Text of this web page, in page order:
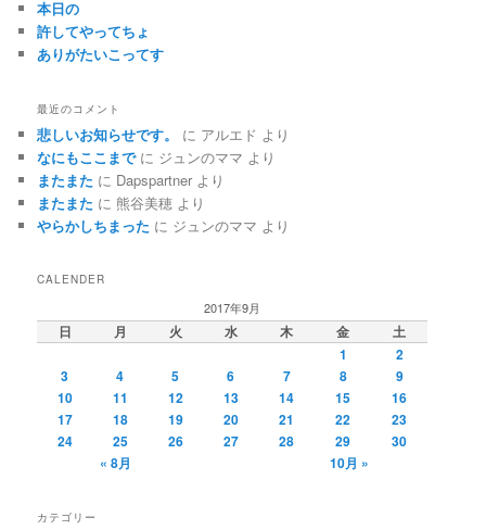
本日の
許してやってちょ
ありがたいこってす
最近のコメント
悲しいお知らせです。 に アルエド より
なにもここまでに ジュンのママ より
またまた に Dapspartner より
またまた に 熊谷美穂 より
やらかしちまった に ジュンのママ より
CALENDER
2017年9月
日 月 火 水 木 金
土
1
2
3
4 5 6 7 8
9
10
11 12 13 14 15
16
17
18 19 20 21 22
23
24
25 26 27 28 29
30
« 8月
10月 »
カテゴリー